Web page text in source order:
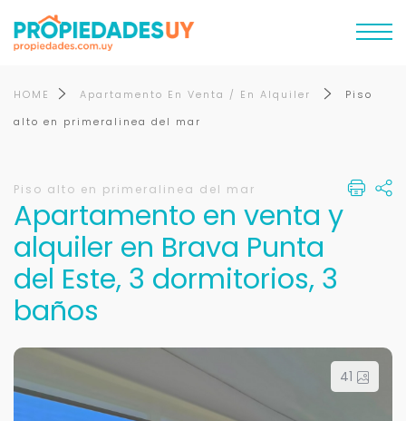
HOME Apartamento En Venta / En Alquiler
Piso
alto en primeralinea del mar
Piso alto en primeralinea del mar
Apartamento en venta y
alquiler en Brava Punta
del Este, 3 dormitorios, 3
baños
41